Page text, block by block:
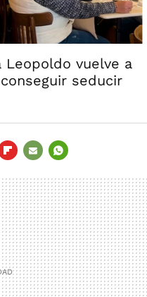
Leopoldo vuelve a
seducir
MAIL